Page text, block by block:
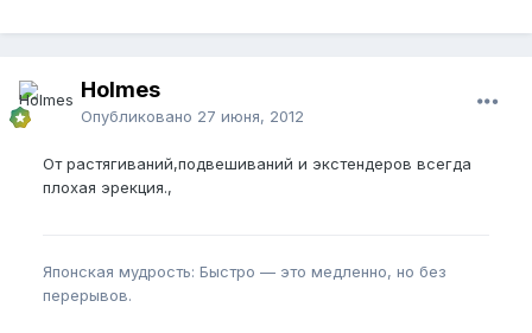
Holmes
Опубликовано 27 июня, 2012
От растягиваний,подвешиваний и экстендеров всегда
плохая эрекция.,
Японская мудрость: Быстро — это медленно, но без
перерывов.